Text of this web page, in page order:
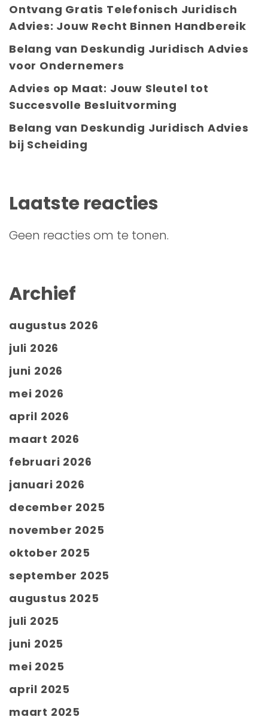
Ontvang Gratis Telefonisch Juridisch
Advies: Jouw Recht Binnen Handbereik
Belang van Deskundig Juridisch Advies
voor Ondernemers
Advies op Maat: Jouw Sleutel tot
Succesvolle Besluitvorming
Belang van Deskundig Juridisch Advies
bij Scheiding
Laatste reacties
Geen reacties om te tonen.
Archief
augustus 2026
juli 2026
juni 2026
mei 2026
april 2026
maart 2026
februari 2026
januari 2026
december 2025
november 2025
oktober 2025
september 2025
augustus 2025
juli 2025
juni 2025
mei 2025
april 2025
maart 2025